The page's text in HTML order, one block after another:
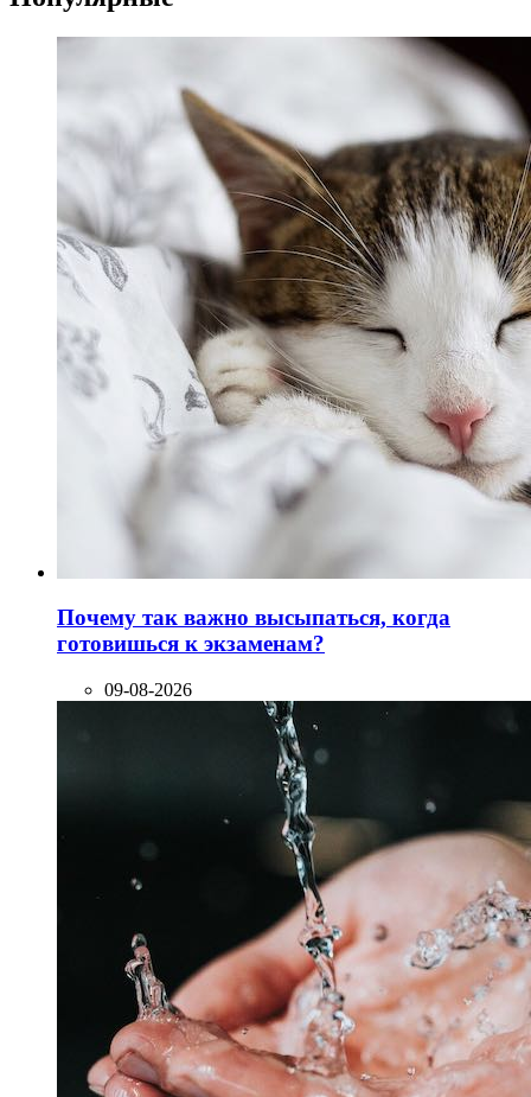
Почему так важно высыпаться, когда
готовишься к экзаменам?
09-08-2026